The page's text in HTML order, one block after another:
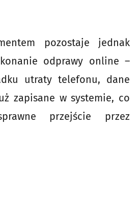
pozostaje jednak
odprawy online –
utraty telefonu, dane
zapisane w systemie, co
przejście przez